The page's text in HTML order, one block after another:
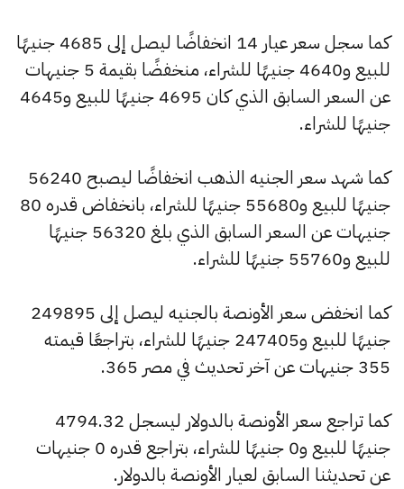
كما سجل سعر عيار 14 انخفاضًا ليصل إلى 4685 جنيهًا
للبيع و4640 جنيهًا للشراء، منخفضًا بقيمة 5 جنيهات
عن السعر السابق الذي كان 4695 جنيهًا للبيع و4645
جنيهًا للشراء.
كما شهد سعر الجنيه الذهب انخفاضًا ليصبح 56240
جنيهًا للبيع و55680 جنيهًا للشراء، بانخفاض قدره 80
جنيهات عن السعر السابق الذي بلغ 56320 جنيهًا
للبيع و55760 جنيهًا للشراء.
كما انخفض سعر الأونصة بالجنيه ليصل إلى 249895
جنيهًا للبيع و247405 جنيهًا للشراء، بتراجعًا قيمته
355 جنيهات عن آخر تحديث في مصر 365.
كما تراجع سعر الأونصة بالدولار ليسجل 4794.32
جنيهًا للبيع و0 جنيهًا للشراء، بتراجع قدره 0 جنيهات
عن تحديثنا السابق لعيار الأونصة بالدولار.